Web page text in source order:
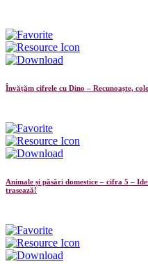
Învățăm cifrele cu Dino – Recunoaște,
Animale și păsări domestice – cifra 5 –
trasează!